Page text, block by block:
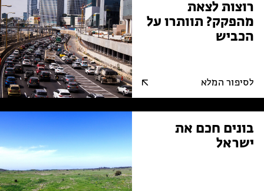
רוצות לצאת
מהפקק? תוותרו על
הכביש
לסיפור המלא
בונים חכם את
ישראל